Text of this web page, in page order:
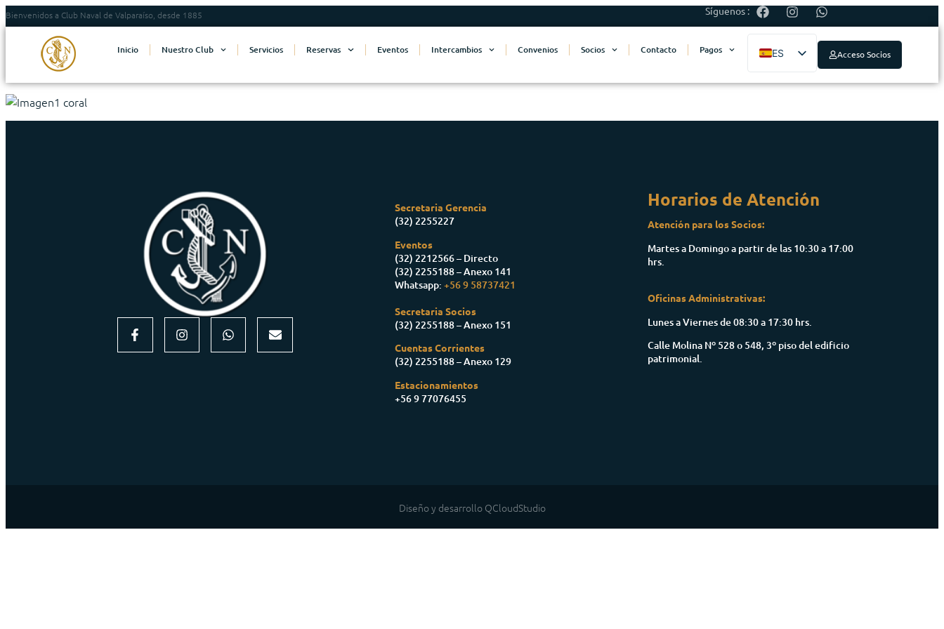
Bienvenidos a Club Naval de Valparaíso, desde 1885 Síguenos :
Inicio Nuestro Club Servicios Reservas Eventos Intercambios Convenios Socios Contacto Pagos
ES
EN
Acceso Socios
Secretaria Gerencia
(32) 2255227
Eventos
(32) 2212566 – Directo
(32) 2255188 – Anexo 141
Whatsapp: +56 9 58737421
Secretaria Socios
(32) 2255188 – Anexo 151
Cuentas Corrientes
(32) 2255188 – Anexo 129
Estacionamientos
+56 9 77076455
Horarios de Atención
Atención para los Socios:
Martes a Domingo a partir de las 10:30 a 17:00
hrs.
Oficinas Administrativas:
Lunes a Viernes de 08:30 a 17:30 hrs.
Calle Molina Nº 528 o 548, 3º piso del edificio
patrimonial.
Diseño y desarrollo QCloudStudio